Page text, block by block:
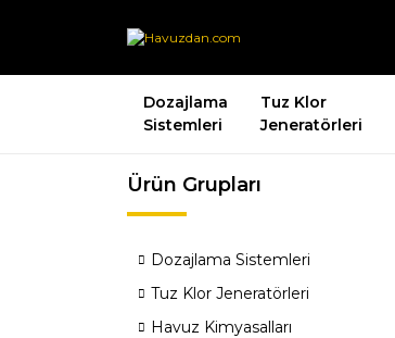
Dozajlama
Sistemleri
Tuz Klor
Jeneratörleri
Ürün Grupları
Dozajlama Sistemleri
Tuz Klor Jeneratörleri
Havuz Kimyasalları